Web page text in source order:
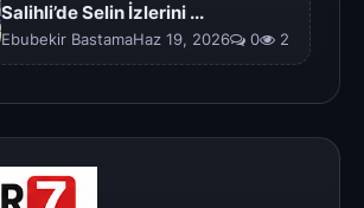
Salihli’de Selin İzlerini ...
Ebubekir BastamaHaz 19, 2026 0 2